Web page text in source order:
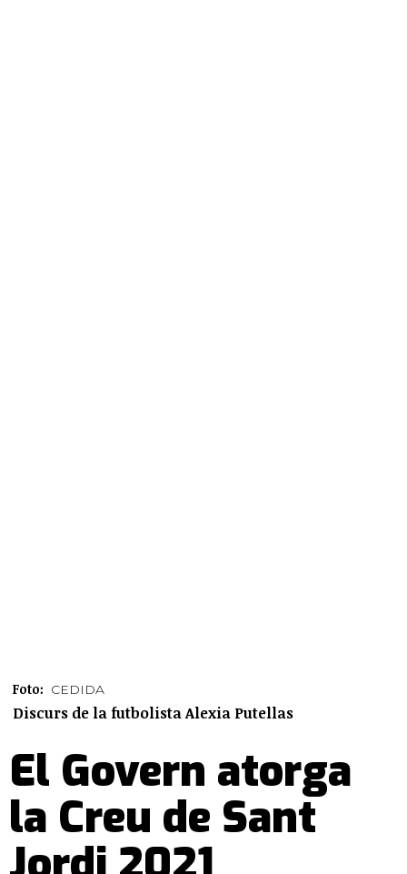
Foto: CEDIDA
Discurs de la futbolista Alexia Putellas
El Govern atorga
la Creu de Sant